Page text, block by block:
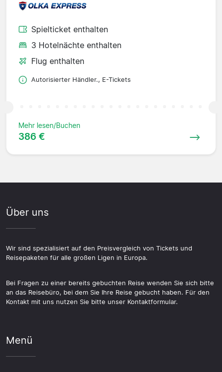
Spielticket enthalten
3 Hotelnächte enthalten
Flug enthalten
Autorisierter Händler., E-Tickets
Mehr lesen/Buchen
386 €
Über uns
Wir sind spezialisiert auf den Preisvergleich von Tickets und
Reisepaketen für alle großen Ligen in Europa.
Bei Fragen zu einer bereits gebuchten Reise wenden Sie sich bitte
an das Reisebüro, bei dem Sie Ihre Reise gebucht haben. Für den
Kontakt mit uns nutzen Sie bitte unser Kontaktformular.
Menü